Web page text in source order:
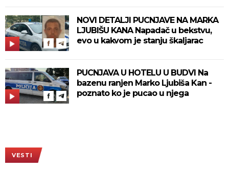
NOVI DETALJI PUCNJAVE NA MARKA
LJUBIŠU KANA Napadač u bekstvu,
evo u kakvom je stanju škaljarac
PUCNJAVA U HOTELU U BUDVI Na
bazenu ranjen Marko Ljubiša Kan -
poznato ko je pucao u njega
VESTI